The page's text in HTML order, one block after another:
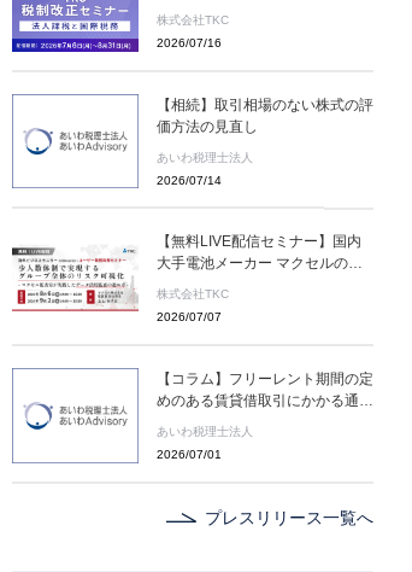
＜無料オンデマンド配信＞TKC税
株式会社TKC
2026/07/16
【相続】取引相場のない株式の評
価方法の見直し
あいわ税理士法人
2026/07/14
【無料LIVE配信セミナー】国内
大手電池メーカー マクセルの監
査室が実践するデータ活用監査と
株式会社TKC
2026/07/07
【コラム】フリーレント期間の定
めのある賃貸借取引にかかる通達
の新設［あいわ税理士法人 コラ
あいわ税理士法人
2026/07/01
プレスリリース一覧へ